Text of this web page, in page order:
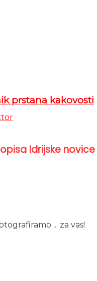
prstana kakovosti
Idrijske novice
... za vas!